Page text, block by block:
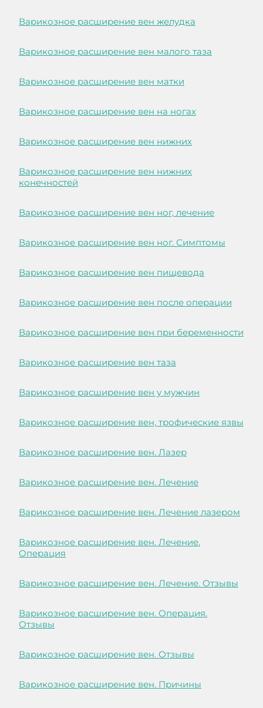
Варикозное расширение вен желудка
Варикозное расширение вен малого таза
Варикозное расширение вен матки
Варикозное расширение вен на ногах
Варикозное расширение вен нижних
Варикозное расширение вен нижних
конечностей
Варикозное расширение вен ног, лечение
Варикозное расширение вен ног. Симптомы
Варикозное расширение вен пищевода
Варикозное расширение вен после операции
Варикозное расширение вен при беременности
Варикозное расширение вен таза
Варикозное расширение вен у мужчин
Варикозное расширение вен, трофические язвы
Варикозное расширение вен. Лазер
Варикозное расширение вен. Лечение
Варикозное расширение вен. Лечение лазером
Варикозное расширение вен. Лечение.
Операция
Варикозное расширение вен. Лечение. Отзывы
Варикозное расширение вен. Операция.
Отзывы
Варикозное расширение вен. Отзывы
Варикозное расширение вен. Причины